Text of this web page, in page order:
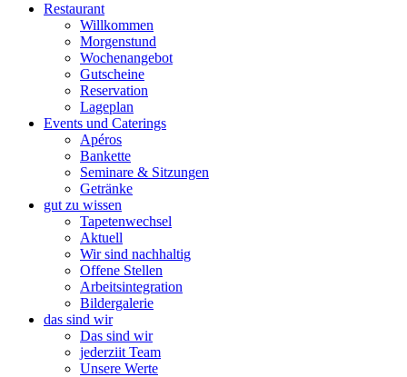
Restaurant
Willkommen
Morgenstund
Wochenangebot
Gutscheine
Reservation
Lageplan
Events und Caterings
Apéros
Bankette
Seminare & Sitzungen
Getränke
gut zu wissen
Tapetenwechsel
Aktuell
Wir sind nachhaltig
Offene Stellen
Arbeitsintegration
Bildergalerie
das sind wir
Das sind wir
jederziit Team
Unsere Werte